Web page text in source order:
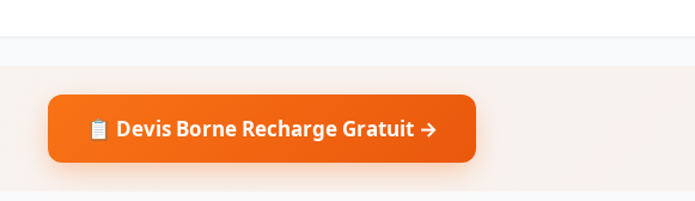
📋 Devis Borne Recharge Gratuit →